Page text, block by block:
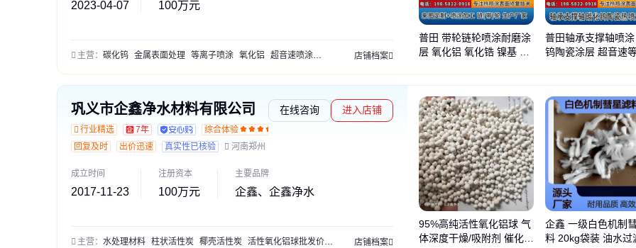
2023-04-07 100万元
主营： 碳化钨 金属表面处理 等离子喷涂 氧化铝 超音速喷涂 陶瓷喷涂 热喷涂加工
店铺档案
普田 带轮链轮喷涂耐磨涂
层 氧化铝 氧化锆 镍基 硬
普田轴承支撑轴喷
钨陶瓷涂层 超音速等
巩义市企鑫净水材料有限公司
行业精选 7年 综合体验
在线咨询 进入店铺
回复及时 出价迅速 真实性已核验 河南郑州
成立时间
2017-11-23
注册资本
100万元
主要品牌
企鑫、企鑫净水
主营： 水处理材料 柱状活性炭 椰壳活性炭 活性氧化铝球批发价格 聚丙烯酰胺 絮凝剂
店铺档案
95%高纯活性氧化铝球 气
体深度干燥/吸附剂 催化剂
企鑫 一级白色机制
料 20kg袋装 油水过